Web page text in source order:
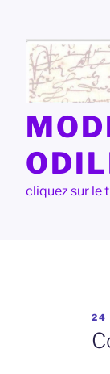
cliquez sur le
LE
24